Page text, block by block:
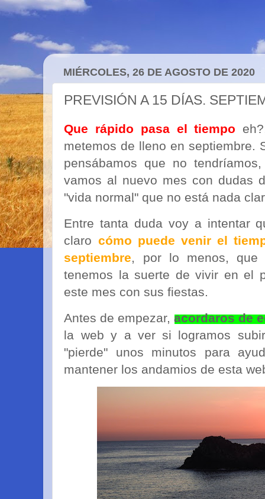
MIÉRCOLES, 26 DE AGOSTO DE 2020
PREVISIÓN A 15 DÍAS.
Que rápido pasa el tiempo
metemos de lleno en septiembre.
pensábamos que no
vamos al nuevo mes con dudas
"vida normal" que no está nada
Entre tanta duda voy a intentar
claro cómo puede venir el
septiembre, por lo menos, que
tenemos la suerte de vivir en el
este mes con sus fiestas.
Antes de empezar,acordaros de
la web y a ver si logramos
"pierde" unos minutos para
mantener los andamios de esta